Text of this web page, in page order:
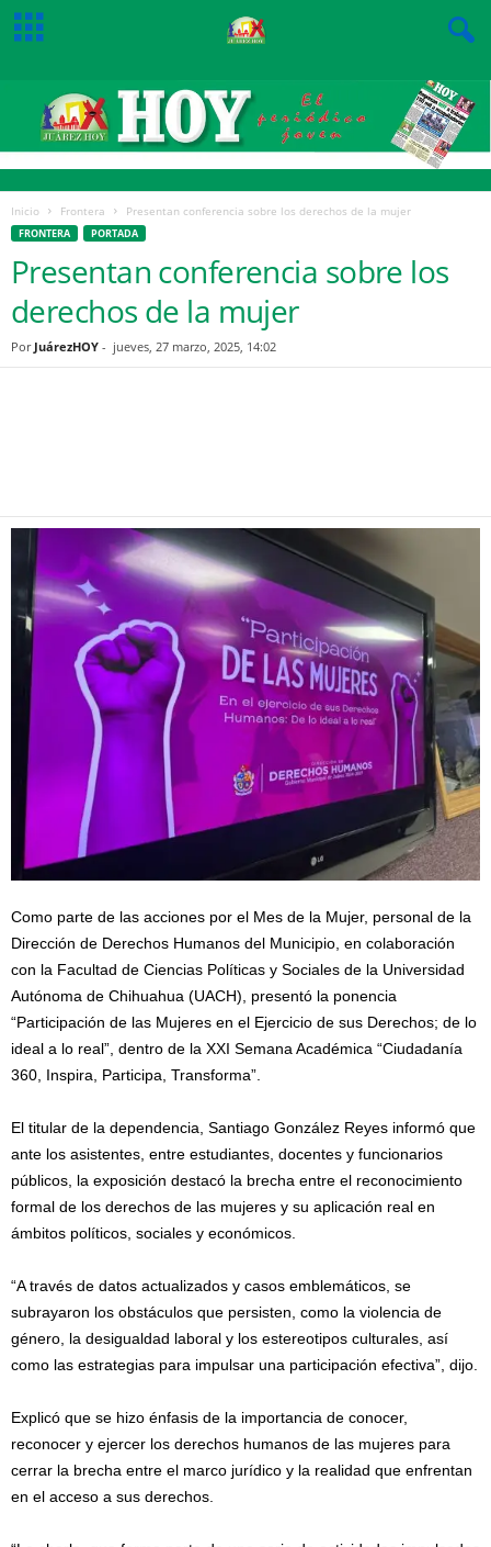
Inicio Frontera Presentan conferencia sobre los derechos de la mujer
FRONTERA PORTADA
Presentan conferencia sobre los
derechos de la mujer
Por JuárezHOY - jueves, 27 marzo, 2025, 14:02
Como parte de las acciones por el Mes de la Mujer, personal de la
Dirección de Derechos Humanos del Municipio, en colaboración
con la Facultad de Ciencias Políticas y Sociales de la Universidad
Autónoma de Chihuahua (UACH), presentó la ponencia
“Participación de las Mujeres en el Ejercicio de sus Derechos; de lo
ideal a lo real”, dentro de la XXI Semana Académica “Ciudadanía
360, Inspira, Participa, Transforma”.
El titular de la dependencia, Santiago González Reyes informó que
ante los asistentes, entre estudiantes, docentes y funcionarios
públicos, la exposición destacó la brecha entre el reconocimiento
formal de los derechos de las mujeres y su aplicación real en
ámbitos políticos, sociales y económicos.
“A través de datos actualizados y casos emblemáticos, se
subrayaron los obstáculos que persisten, como la violencia de
género, la desigualdad laboral y los estereotipos culturales, así
como las estrategias para impulsar una participación efectiva”, dijo.
Explicó que se hizo énfasis de la importancia de conocer,
reconocer y ejercer los derechos humanos de las mujeres para
cerrar la brecha entre el marco jurídico y la realidad que enfrentan
en el acceso a sus derechos.